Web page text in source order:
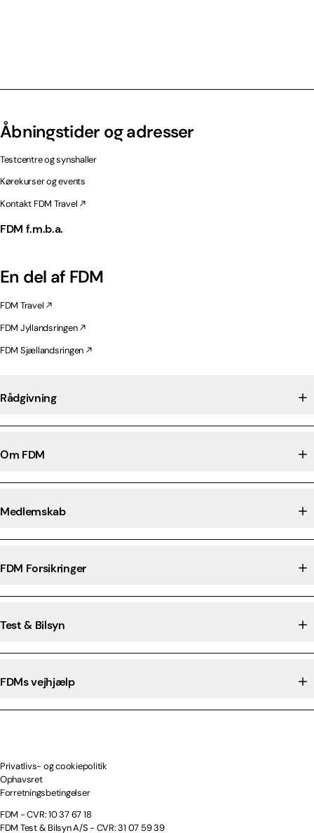
Åbningstider og adresser
Testcentre og synshaller
Kørekurser og events
Kontakt FDM Travel
FDM f.m.b.a.
En del af FDM
FDM Travel
FDM Jyllandsringen
FDM Sjællandsringen
Rådgivning
Om FDM
Medlemskab
FDM Forsikringer
Test & Bilsyn
FDMs vejhjælp
Privatlivs- og cookiepolitik
Ophavsret
Forretningsbetingelser
FDM - CVR: 10 37 67 18
FDM Test & Bilsyn A/S - CVR: 31 07 59 39